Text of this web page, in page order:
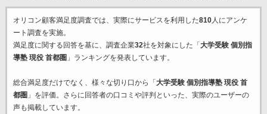
オリコン顧客満足度調査では、実際にサービスを利用した810人にアンケ
ート調査を実施。
満足度に関する回答を基に、調査企業32社を対象にした「 大学受験 個別指
導塾 現役 首都圏 」ランキングを発表しています。
総合満足度だけでなく、様々な切り口から「 大学受験 個別指導塾 現役 首
都圏 」を評価。さらに回答者の口コミや評判といった、実際のユーザーの
声も掲載しています。